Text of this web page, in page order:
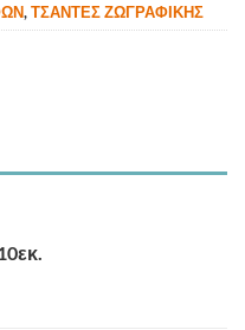
,ΤΣΑΝΤΕΣ ΖΩΓΡΑΦΙΚΗΣ